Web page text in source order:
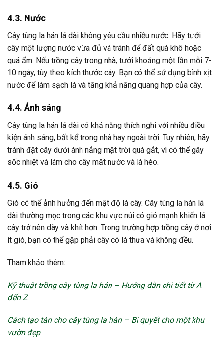
4.3. Nước
Cây tùng la hán lá dài không yêu cầu nhiều nước. Hãy tưới
cây một lượng nước vừa đủ và tránh để đất quá khô hoặc
quá ẩm. Nếu trồng cây trong nhà, tưới khoảng một lần mỗi 7-
10 ngày, tùy theo kích thước cây. Bạn có thể sử dụng bình xịt
nước để làm sạch lá và tăng khả năng quang hợp của cây.
4.4. Ánh sáng
Cây tùng la hán lá dài có khả năng thích nghi với nhiều điều
kiện ánh sáng, bất kể trong nhà hay ngoài trời. Tuy nhiên, hãy
tránh đặt cây dưới ánh nắng mặt trời quá gắt, vì có thể gây
sốc nhiệt và làm cho cây mất nước và lá héo.
4.5. Gió
Gió có thể ảnh hưởng đến mật độ lá cây. Cây tùng la hán lá
dài thường mọc trong các khu vực núi có gió mạnh khiến lá
cây trở nên dày và khít hơn. Trong trường hợp trồng cây ở nơi
ít gió, bạn có thể gặp phải cây có lá thưa và không đều.
Tham khảo thêm:
Kỹ thuật trồng cây tùng la hán – Hướng dẫn chi tiết từ A
đến Z
Cách tạo tán cho cây tùng la hán – Bí quyết cho một khu
vườn đẹp